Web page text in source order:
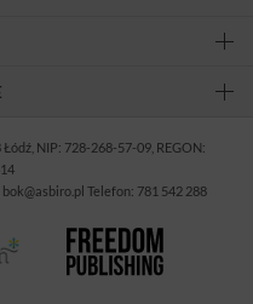
NIP: 728-268-57-09, REGON:
Telefon: 781 542 288